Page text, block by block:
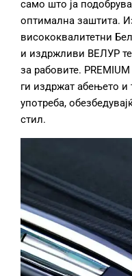
само што ја
оптимална заштита.
висококвалитетни
и издржливи ВЕЛУР
за рабовите.
ги издржат абењето и
употреба,
стил.